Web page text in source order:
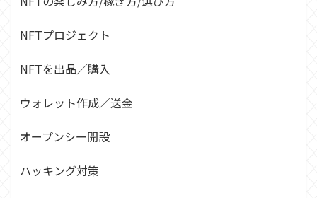
NFTプロジェクト
NFTを出品／購入
ウォレット作成／送金
オープンシー開設
ハッキング対策